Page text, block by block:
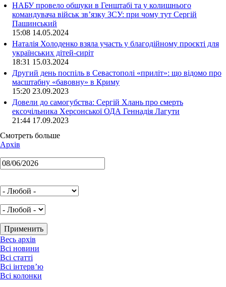
НАБУ провело обшуки в Генштабі та у колишнього
командувача військ зв’язку ЗСУ: при чому тут Сергій
Пашинський
15:08 14.05.2024
Наталія Холоденко взяла участь у благодійному проєкті для
українських дітей-сиріт
18:31 15.03.2024
Другий день поспіль в Севастополі «приліт»: що відомо про
масштабну «бавовну» в Криму
15:20 23.09.2023
Довели до самогубства: Сергій Хлань про смерть
ексочільника Херсонської ОДА Геннадія Лагути
21:44 17.09.2023
Смотреть больше
Архів
Весь архів
Всі новини
Всі статті
Всі інтерв’ю
Всі колонки